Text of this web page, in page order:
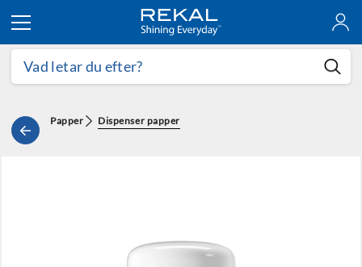
Hoppa till innehållet
Papper Dispenser papper